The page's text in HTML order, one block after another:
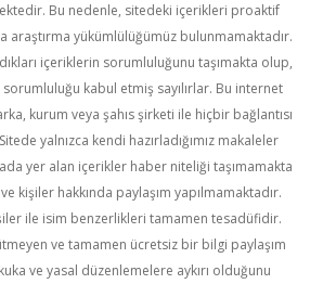
Bu nedenle, sitedeki içerikleri proaktif
araştırma yükümlülüğümüz bulunmamaktadır.
içeriklerin sorumluluğunu taşımakta olup,
kabul etmiş sayılırlar. Bu internet
kurum veya şahıs şirketi ile hiçbir bağlantısı
yalnızca kendi hazırladığımız makaleler
yer alan içerikler haber niteliği taşımamakta
kişiler hakkında paylaşım yapılmamaktadır.
ile isim benzerlikleri tamamen tesadüfidir.
ve tamamen ücretsiz bir bilgi paylaşım
ve yasal düzenlemelere aykırı olduğunu